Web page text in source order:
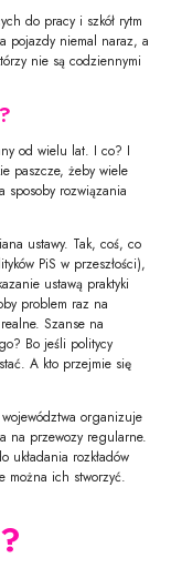
do pracy i szkół rytm
pojazdy niemal naraz, a
nie są codziennymi
od wielu lat. I co? I
paszcze, żeby wiele
sposoby rozwiązania
ustawy. Tak, coś, co
PiS w przeszłości),
ustawą praktyki
problem raz na
Szanse na
Bo jeśli politycy
A kto przejmie się
organizuje
na przewozy regularne.
rozkładów
można ich stworzyć.